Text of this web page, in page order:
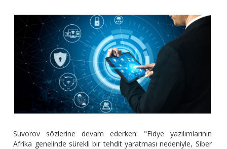
Suvorov sözlerine devam ederken: "Fidye yazılımlarının
Afrika genelinde sürekli bir tehdit yaratması nedeniyle, Siber